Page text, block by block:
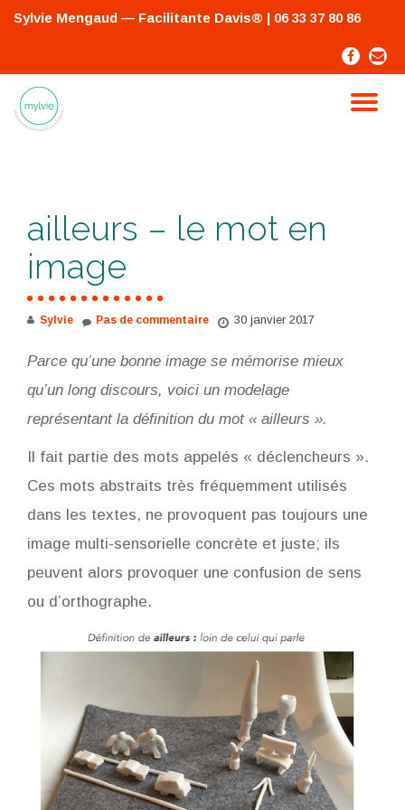
Sylvie Mengaud — Facilitante Davis® | 06 33 37 80 86
ailleurs – le mot en
image
Sylvie 30 janvier 2017
Pas de commentaire
Parce qu’une bonne image se mémorise mieux
qu’un long discours, voici un modelage
représentant la définition du mot « ailleurs ».
Il fait partie des mots appelés « déclencheurs ».
Ces mots abstraits très fréquemment utilisés
dans les textes, ne provoquent pas toujours une
image multi-sensorielle concrète et juste; ils
peuvent alors provoquer une confusion de sens
ou d’orthographe.